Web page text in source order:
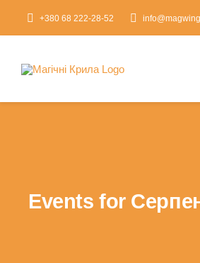
+380 68 222-28-52
Events for